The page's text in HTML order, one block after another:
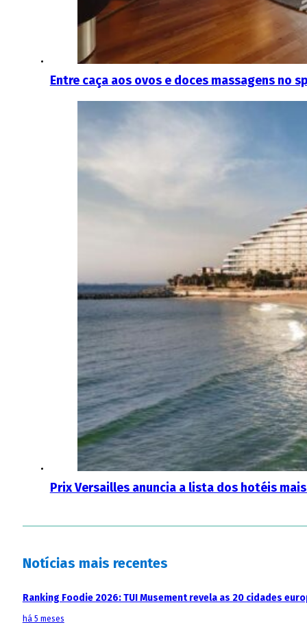
Entre caça aos ovos e doces massagens no
Prix ​​Versailles anuncia a lista dos hotéis
Notícias mais recentes
Ranking Foodie 2026: TUI Musement revela as 20 cidades
há 5 meses